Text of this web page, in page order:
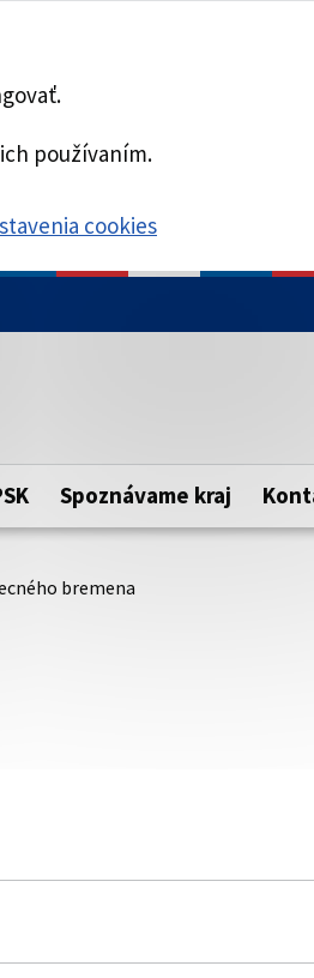
používaním.
cookies
Táto stránka je
zabezpečenú webovú
https:// pred názvom
Spoznávame kraj
bremena